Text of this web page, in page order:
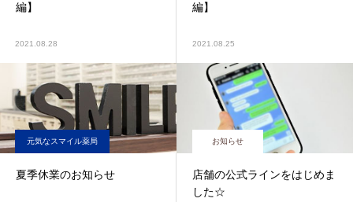
編】
2021.08.28
編】
2021.08.25
元気なスマイル薬局
夏季休業のお知らせ
お知らせ
店舗の公式ラインをはじめま
した☆